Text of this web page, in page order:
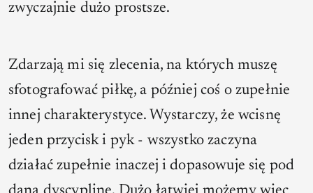
zwyczajnie dużo prostsze.
Zdarzają mi się zlecenia, na których muszę
sfotografować piłkę, a później coś o zupełnie
innej charakterystyce. Wystarczy, że wcisnę
jeden przycisk i pyk - wszystko zaczyna
działać zupełnie inaczej i dopasowuje się pod